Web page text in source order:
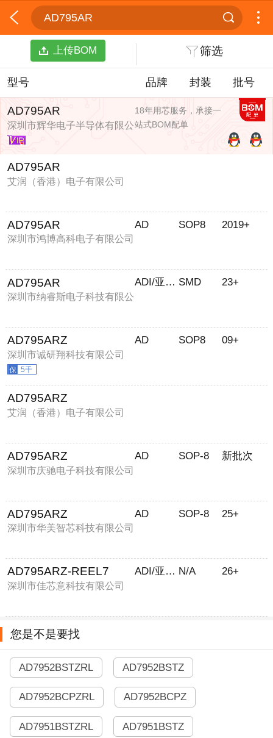
AD795AR
上传BOM 筛选
型号 品牌 封装 批号
AD795AR
深圳市辉华电子半导体有限公
司
18年用芯服务，承接一
站式BOM配单
AD795AR
艾润（香港）电子有限公司
AD795AR
深圳市鸿博高科电子有限公司
AD SOP8 2019+
AD795AR
深圳市纳睿斯电子科技有限公
ADI/亚德诺 SMD 23+
AD795ARZ
深圳市诚研翔科技有限公司
5千
AD SOP8 09+
AD795ARZ
艾润（香港）电子有限公司
AD795ARZ
深圳市庆驰电子科技有限公司
AD SOP-8 新批次
AD795ARZ
深圳市华美智芯科技有限公司
AD SOP-8 25+
AD795ARZ-REEL7
深圳市佳芯意科技有限公司
ADI/亚德诺 N/A 26+
您是不是要找
AD7952BSTZRL AD7952BSTZ
AD7952BCPZRL AD7952BCPZ
AD7951BSTZRL AD7951BSTZ